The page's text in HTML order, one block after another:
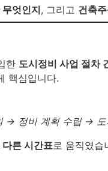
엇인지, 그리고 건축
한 도시정비 사업 절차
핵심입니다.
→ 정비 계획 수립 →
른 시간표로 움직였습